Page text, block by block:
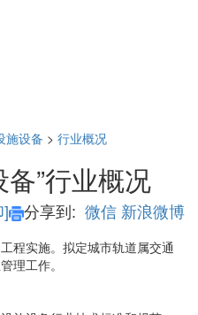
施设备 > 行业概况
”行业概况
] 分享到: 微信 新浪微博
程实施。拟定城市轨道属交通
理工作。